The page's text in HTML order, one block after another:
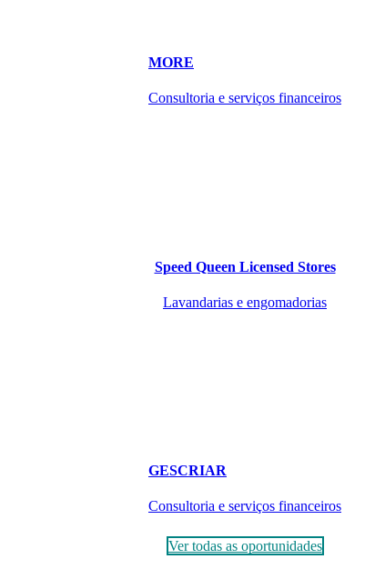
MORE
Consultoria e serviços financeiros
Speed Queen Licensed Stores
Lavandarias e engomadorias
GESCRIAR
Consultoria e serviços financeiros
Ver todas as oportunidades